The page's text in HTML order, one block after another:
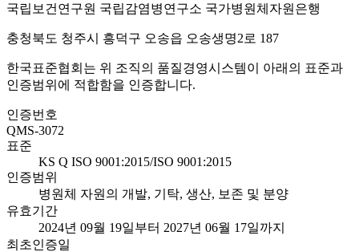
국립보건연구원 국립감염병연구소 국가병원체자원은행
충청북도 청주시 흥덕구 오송읍 오송생명2로 187
한국표준협회는 위 조직의 품질경영시스템이 아래의 표준과
인증범위에 적합함을 인증합니다.
인증번호
QMS-3072
표준
KS Q ISO 9001:2015/ISO 9001:2015
인증범위
병원체 자원의 개발, 기탁, 생산, 보존 및 분양
유효기간
2024년 09월 19일부터 2027년 06월 17일까지
최초인증일